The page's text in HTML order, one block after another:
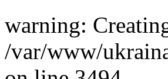
warning:
/var/www/